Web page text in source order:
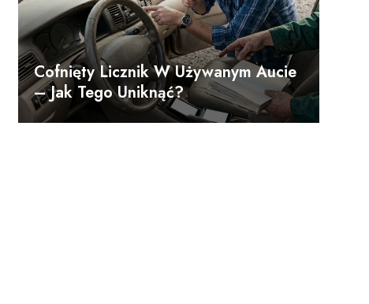
Cofnięty Licznik W Używanym Aucie
– Jak Tego Uniknąć?